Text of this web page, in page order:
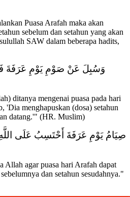
Puasa Arafah maka akan
sebelum dan setahun yang akan
SAW dalam beberapa hadits,
وَسُبِلَ عَنْ صَوْمِ يَوْمِ عَرَفَةَ
ditanya mengenai puasa pada hari
'Dia menghapuskan (dosa) setahun
datang.'" (HR. Muslim)
صِيَامُ يَوْمِ عَرَفَةَ أَحْتَسِبُ عَلَى اللَّهِ
Allah agar puasa hari Arafah dapat
dan setahun sesudahnya."